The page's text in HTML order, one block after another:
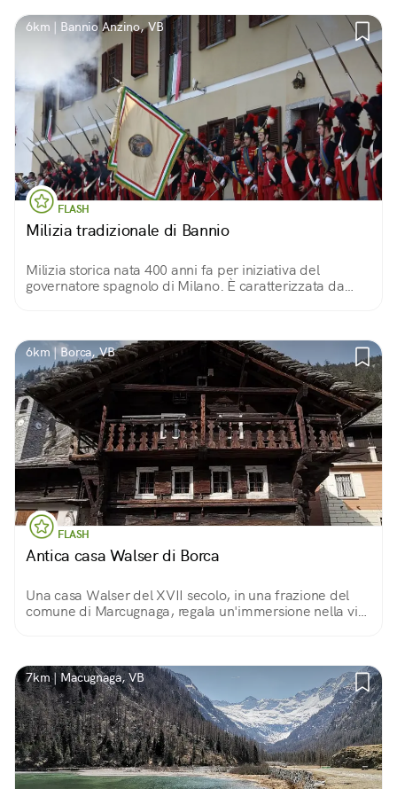
6km | Bannio Anzino, VB
FLASH
Milizia tradizionale di Bannio
Milizia storica nata 400 anni fa per iniziativa del
governatore spagnolo di Milano. È caratterizzata da
6km | Borca, VB
FLASH
Antica casa Walser di Borca
Una casa Walser del XVII secolo, in una frazione del
comune di Marcugnaga, regala un'immersione nella vita
7km | Macugnaga, VB